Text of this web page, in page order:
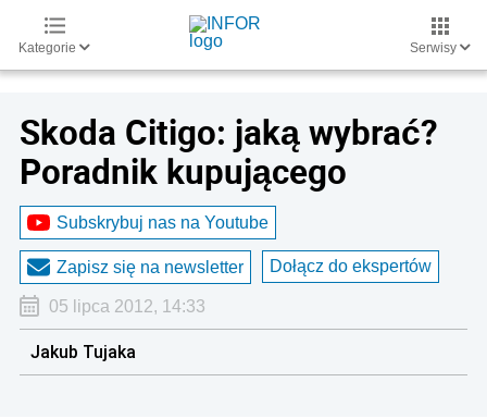
Kategorie Serwisy
Skoda Citigo: jaką wybrać?
Poradnik kupującego
Subskrybuj nas na Youtube
Zapisz się na newsletter Dołącz do ekspertów
05 lipca 2012, 14:33
Jakub Tujaka